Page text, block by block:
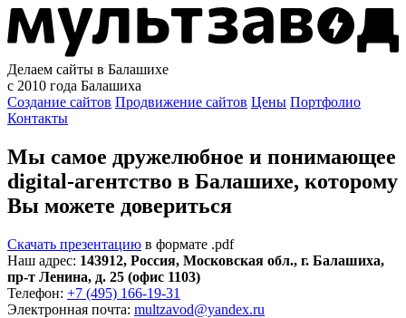
Делаем сайты в Балашихе
с 2010 года Балашиха
Создание сайтов Продвижение сайтов Цены Портфолио
Контакты
Мы самое дружелюбное и понимающее
digital-агентство в Балашихе, которому
Вы можете довериться
Скачать презентацию в формате .pdf
Наш адрес: 143912, Россия, Московская обл., г. Балашиха,
пр-т Ленина, д. 25 (офис 1103)
Телефон: +7 (495) 166-19-31
Электронная почта: multzavod@yandex.ru